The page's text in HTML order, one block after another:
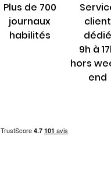
Famine
3 rue
son
de
exploité
01200
Plus de 700
journaux
habilités
client
dédié
9h à
hors
end